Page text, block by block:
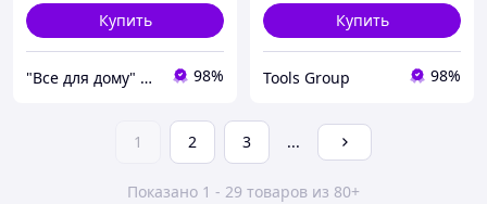
Купить
"Все для дому" мережа будівельно-господарських магазинів 98%
Купить
Tools Group 98%
1 2 3 ...
Показано 1 - 29 товаров из 80+